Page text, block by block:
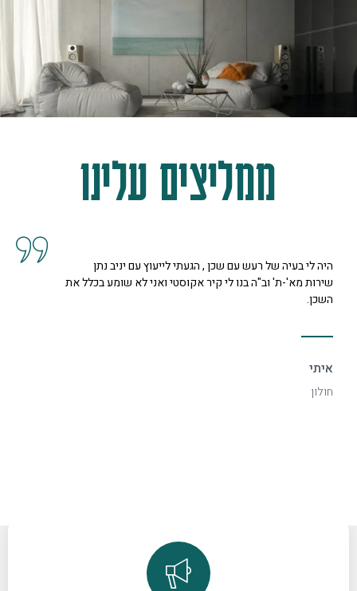
ממליצים עלינו
עם יניב נתן
לא שומע בכלל את
קיבלנו שרות מצוין, הסברים ותשובות
נחמדה מאוד בשם קרן היא המליצה לנו